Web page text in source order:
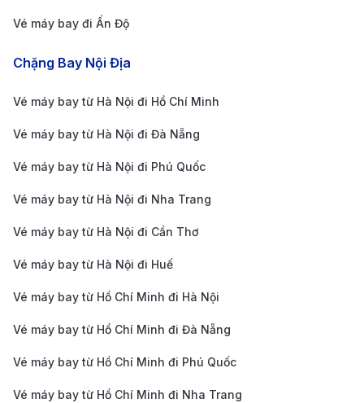
Làm Cách Nào Để Săn Vé Máy Bay
Giá Rẻ Đi Sri Lanka?
Lên kế hoạch và đặt vé sớm
Các hãng hàng không khuyến cáo hành khách nên
lên kế hoạch sớm cho mỗi chuyến bay, đồng thời hãy
trước ngày khởi hành ít nhất từ 2 tháng, nếu bay vào
mùa cao điểm du lịch, các dịp lễ, Tết hãy đặt vé trước
ngày bay ít nhất từ 3 tháng. Đặt vé sớm là bí quyết
Săn vé giá rẻ và so sánh giá vé
Vé máy bay đi Ấn Độ
Chặng Bay Nội Địa
Vé máy bay từ Hà Nội đi Hồ Chí Minh
Vé máy bay từ Hà Nội đi Đà Nẵng
Vé máy bay từ Hà Nội đi Phú Quốc
Vé máy bay từ Hà Nội đi Nha Trang
Vé máy bay từ Hà Nội đi Cần Thơ
Vé máy bay từ Hà Nội đi Huế
Vé máy bay từ Hồ Chí Minh đi Hà Nội
Vé máy bay từ Hồ Chí Minh đi Đà Nẵng
Vé máy bay từ Hồ Chí Minh đi Phú Quốc
Vé máy bay từ Hồ Chí Minh đi Nha Trang